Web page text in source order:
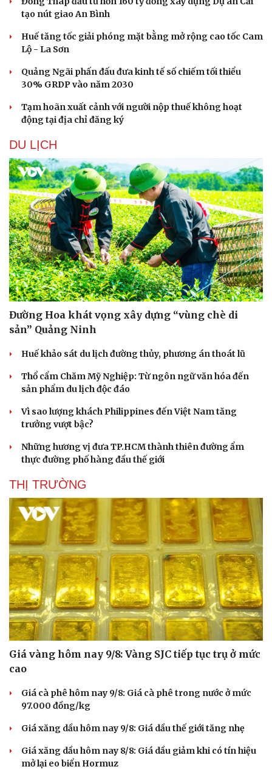
Du lịch
Tư vấn
Săn Tour
check-in
Câu chuyện thời sự
Đọc truyện đêm khuya
Cửa sổ tình yêu
Kể chuyện cho bé
Hạt giống tâm hồn
tạo nút giao An Bình
Huế tăng tốc giải phóng mặt bằng mở rộng cao tốc Cam
Lộ - La Sơn
Quảng Ngãi phấn đấu đưa kinh tế số chiếm tối thiểu
30% GRDP vào năm 2030
Tạm hoãn xuất cảnh với người nộp thuế không hoạt
động tại địa chỉ đăng ký
DU LỊCH
Đường Hoa khát vọng xây dựng “vùng chè di
sản” Quảng Ninh
Huế khảo sát du lịch đường thủy, phương án thoát lũ
Thổ cẩm Chăm Mỹ Nghiệp: Từ ngôn ngữ văn hóa đến
sản phẩm du lịch độc đáo
Vì sao lượng khách Philippines đến Việt Nam tăng
trưởng vượt bậc?
Những hương vị đưa TP.HCM thành thiên đường ẩm
thực đường phố hàng đầu thế giới
THỊ TRƯỜNG
Giá vàng hôm nay 9/8: Vàng SJC tiếp tục trụ ở mức
cao
Giá cà phê hôm nay 9/8: Giá cà phê trong nước ở mức
97.000 đồng/kg
Giá xăng dầu hôm nay 9/8: Giá dầu thế giới tăng nhẹ
Giá xăng dầu hôm nay 8/8: Giá dầu giảm khi có tín hiệu
mở lại eo biển Hormuz